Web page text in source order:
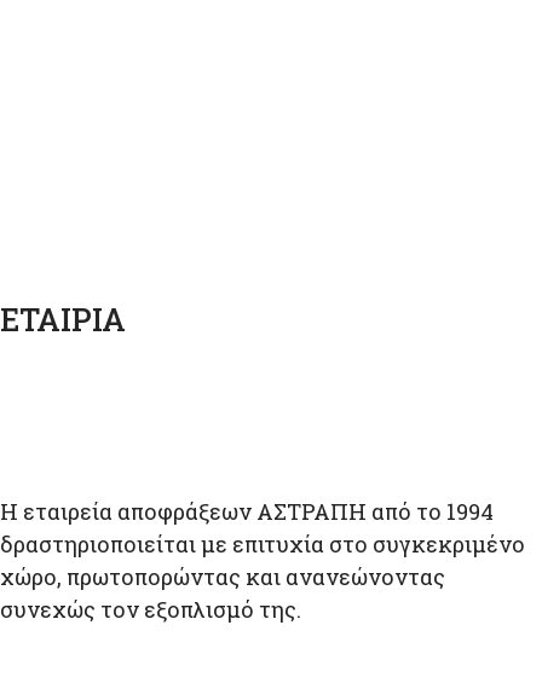
ΕΤΑΙΡΊΑ
Η εταιρεία αποφράξεων ΑΣΤΡΑΠΗ από το 1994
δραστηριοποιείται με επιτυχία στο συγκεκριμένο
χώρο, πρωτοπορώντας και ανανεώνοντας
συνεχώς τον εξοπλισμό της.